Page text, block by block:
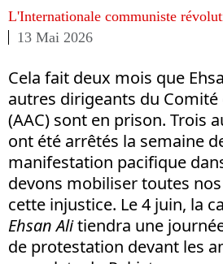
L'Internationale communiste
13 Mai 2026
Cela fait deux mois que
autres dirigeants du Comité
(AAC) sont en prison. Trois
ont été arrêtés la semaine
manifestation pacifique
devons mobiliser toutes
cette injustice. Le 4 juin, la
Ehsan Alitiendra une
de protestation devant les